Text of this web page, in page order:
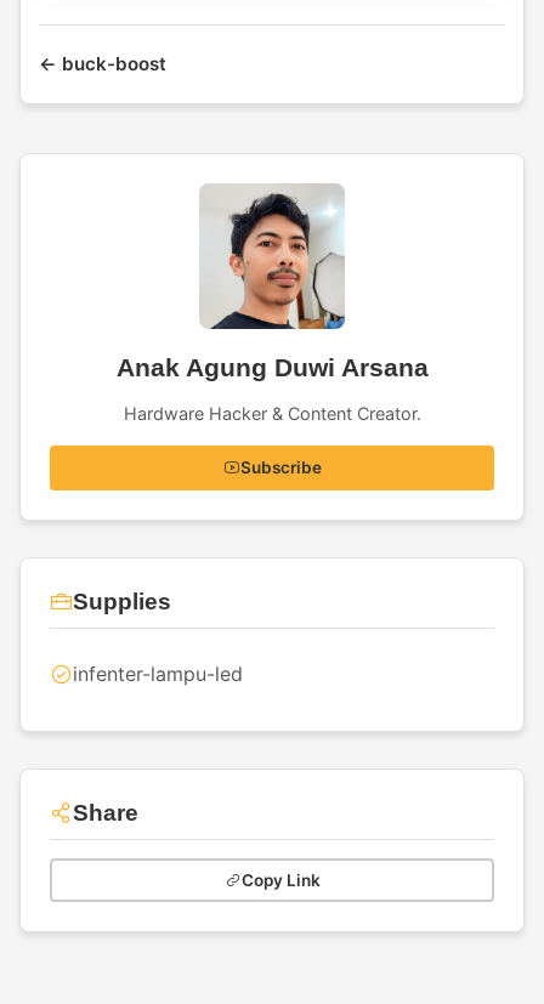
← buck-boost
Anak Agung Duwi Arsana
Hardware Hacker & Content Creator.
Subscribe
Supplies
infenter-lampu-led
Share
Copy Link